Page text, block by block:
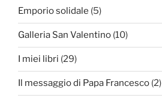
Emporio solidale (5)
Galleria San Valentino (10)
I miei libri (29)
Il messaggio di Papa Francesco (2)